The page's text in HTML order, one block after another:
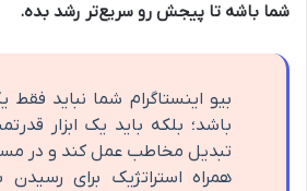
شما باشه تا پیجش رو سریع‌تر رشد بده.
بیو اینستاگرام شما نباید
باشد؛ بلکه باید یک ابزار
تبدیل مخاطب عمل کند و در
همراه استراتژیک برای